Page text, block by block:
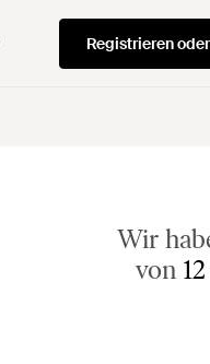
Registrieren
Wir
von 12